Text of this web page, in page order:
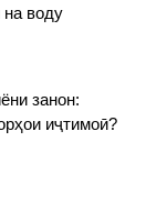
воду
занон:
иҷтимоӣ?